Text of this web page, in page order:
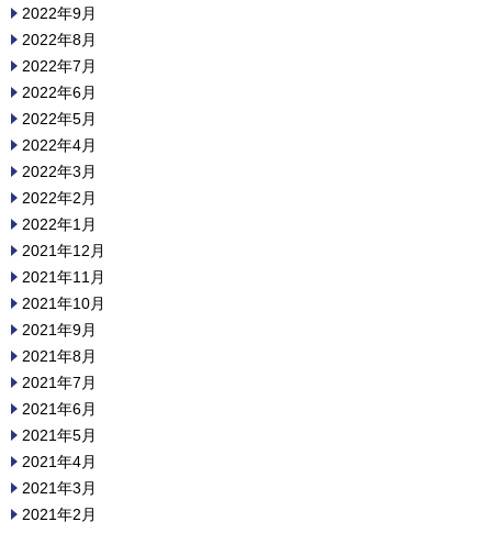
2022年9月
2022年8月
2022年7月
2022年6月
2022年5月
2022年4月
2022年3月
2022年2月
2022年1月
2021年12月
2021年11月
2021年10月
2021年9月
2021年8月
2021年7月
2021年6月
2021年5月
2021年4月
2021年3月
2021年2月